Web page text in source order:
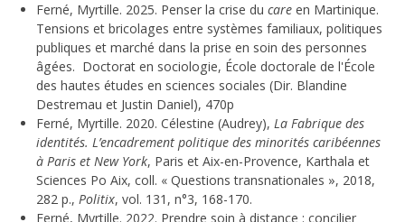
Ferné, Myrtille. 2025. Penser la crise du care en Martinique.
Tensions et bricolages entre systèmes familiaux, politiques
publiques et marché dans la prise en soin des personnes
âgées. Doctorat en sociologie, École doctorale de l'École
des hautes études en sciences sociales (Dir. Blandine
Destremau et Justin Daniel), 470p
Ferné, Myrtille. 2020. Célestine (Audrey), La Fabrique des
identités. L’encadrement politique des minorités caribéennes
à Paris et New York, Paris et Aix-en-Provence, Karthala et
Sciences Po Aix, coll. « Questions transnationales », 2018,
282 p., Politix, vol. 131, n°3, 168-170.
Ferné, Myrtille. 2022. Prendre soin à distance : concilier